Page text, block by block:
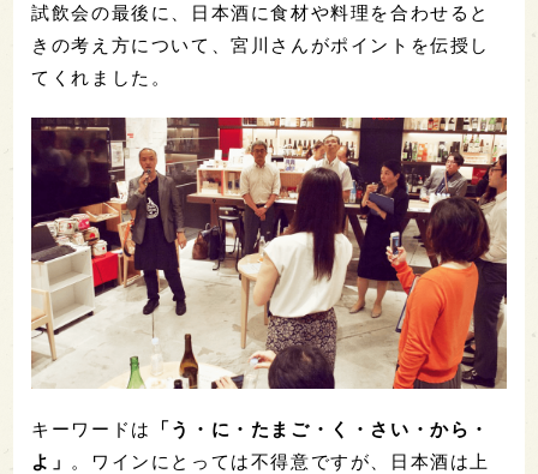
試飲会の最後に、日本酒に食材や料理を合わせると
きの考え方について、宮川さんがポイントを伝授し
てくれました。
キーワードは
「う・に・たまご・く・さい・から・
よ」 。ワインにとっては不得意ですが、日本酒は上